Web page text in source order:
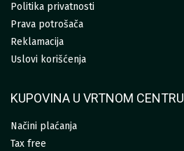
Politika privatnosti
Prava potrošača
Reklamacija
Uslovi korišćenja
KUPOVINA U VRTNOM CENTRU
Načini plaćanja
Tax free